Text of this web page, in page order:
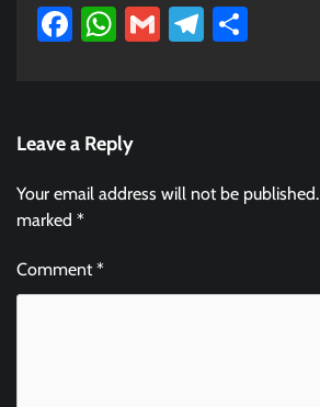
Facebook
WhatsApp
GmailTelegram
Leave a Reply
Your email address will not be published.
marked *
Comment*